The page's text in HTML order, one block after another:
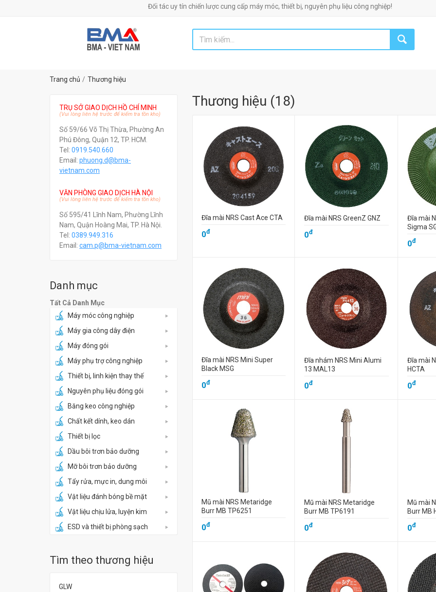
Đối tác uy tín chiến lược cung cấp máy móc, thiết bị, nguyên phụ liệu công nghiệp!
Trang chủ Thương hiệu
TRỤ SỞ GIAO DỊCH HỒ CHÍ MINH
(Vui lòng liên hệ trước để kiểm tra tồn kho)
Số 59/66 Võ Thị Thừa, Phường An
Phú Đông, Quận 12, TP. HCM.
Tel: 0919.540.660
Email: phuong.d@bma-
vietnam.com
VĂN PHÒNG GIAO DỊCH HÀ NỘI
(Vui lòng liên hệ trước để kiểm tra tồn kho)
Số 595/41 Lĩnh Nam, Phường Lĩnh
Nam, Quận Hoàng Mai, TP. Hà Nội.
Tel: 0389.949.316
Email: cam.p@bma-vietnam.com
Danh mục
Tất Cả Danh Mục
Máy móc công nghiệp
Máy gia công dây điện
Máy đóng gói
Máy phụ trợ công nghiệp
Thiết bị, linh kiện thay thế
Nguyên phụ liệu đóng gói
Băng keo công nghiệp
Chất kết dính, keo dán
Thiết bị lọc
Dầu bôi trơn bảo dưỡng
Mỡ bôi trơn bảo dưỡng
Tẩy rửa, mực in, dung môi
Vật liệu đánh bóng bề mặt
Vật liệu chịu lửa, luyện kim
ESD và thiết bị phòng sạch
Tìm theo thương hiệu
GLW
Thương hiệu (18)
Đĩa mài NRS Cast Ace CTA
0đ
Đĩa mài NRS GreenZ GNZ
0đ
Đĩa mài
Sigma
0đ
Đĩa mài NRS Mini Super
Black MSG
0đ
Đĩa nhám NRS Mini Alumi
13 MAL13
0đ
Đĩa mài
HCTA
0đ
Mũ mài NRS Metaridge
Burr MB TP6251
0đ
Mũ mài NRS Metaridge
Burr MB TP6191
0đ
Mũ mài
Burr MB
0đ